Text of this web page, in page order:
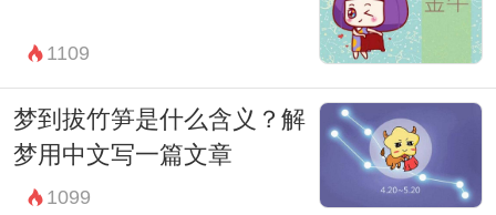
1109
梦到拔竹笋是什么含义？解
梦用中文写一篇文章
1099